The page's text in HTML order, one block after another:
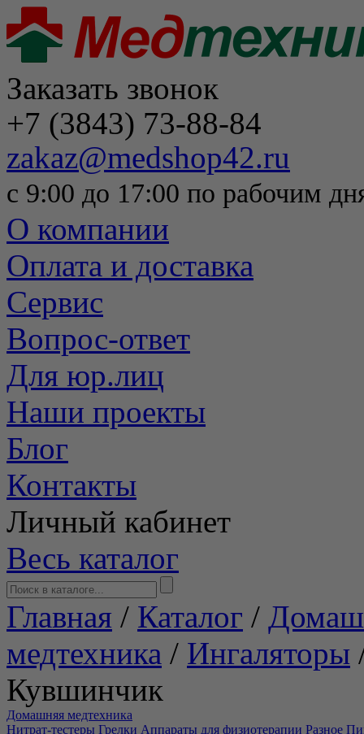
Заказать звонок
+7 (3843) 73-88-84
zakaz@medshop42.ru
с 9:00 до 17:00 по рабочим
О компании
Оплата и доставка
Сервис
Вопрос-ответ
Для юр.лиц
Наши проекты
Блог
Контакты
Личный кабинет
Весь каталог
Главная / Каталог /
медтехника / Ингаляторы
Кувшинчик
Домашняя медтехника
Нитрат-тестеры Грелки Аппараты для физиотерапии Разное